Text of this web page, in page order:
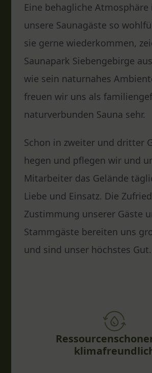
Eine behagliche Atmosphäre
unsere Saunagäste so
sie gerne wiederkommen,
Saunapark Siebengebirge
wie sein naturnahes
freuen wir uns als
naturverbunden Sauna sehr.
Schon in zweiter und dritter
hegen und pflegen wir und
Mitarbeiter das Gelände
Liebe und Einsatz. Die
Zustimmung unserer Gäste
Stammgäste bereiten uns
und sind unser höchstes Gut.